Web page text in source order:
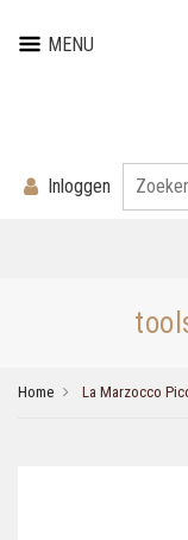
MENU
Inloggen
Home La Marzocco